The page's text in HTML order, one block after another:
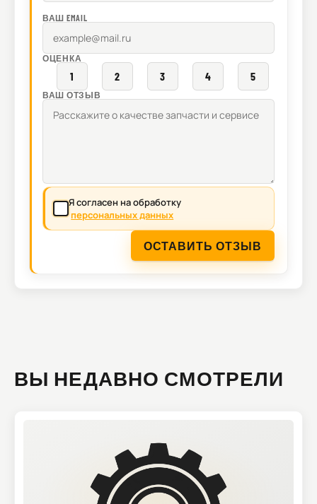
ВАШ EMAIL
ОЦЕНКА
1 2 3 4 5
ВАШ ОТЗЫВ
Я согласен на обработку
персональных данных
ОСТАВИТЬ ОТЗЫВ
ВЫ НЕДАВНО СМОТРЕЛИ